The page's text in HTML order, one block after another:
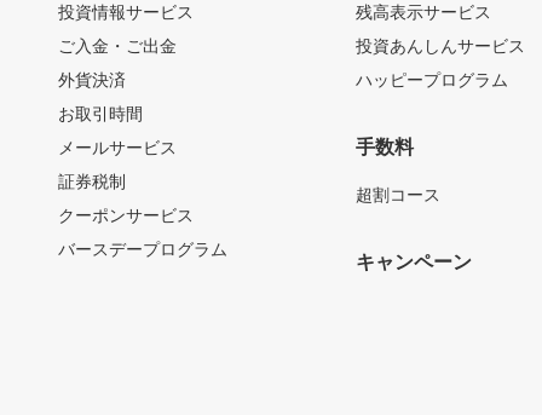
投資情報サービス
ご入金・ご出金
外貨決済
お取引時間
メールサービス
証券税制
クーポンサービス
バースデープログラム
残高表示サービス
投資あんしんサービス
ハッピープログラム
手数料
超割コース
キャンペーン